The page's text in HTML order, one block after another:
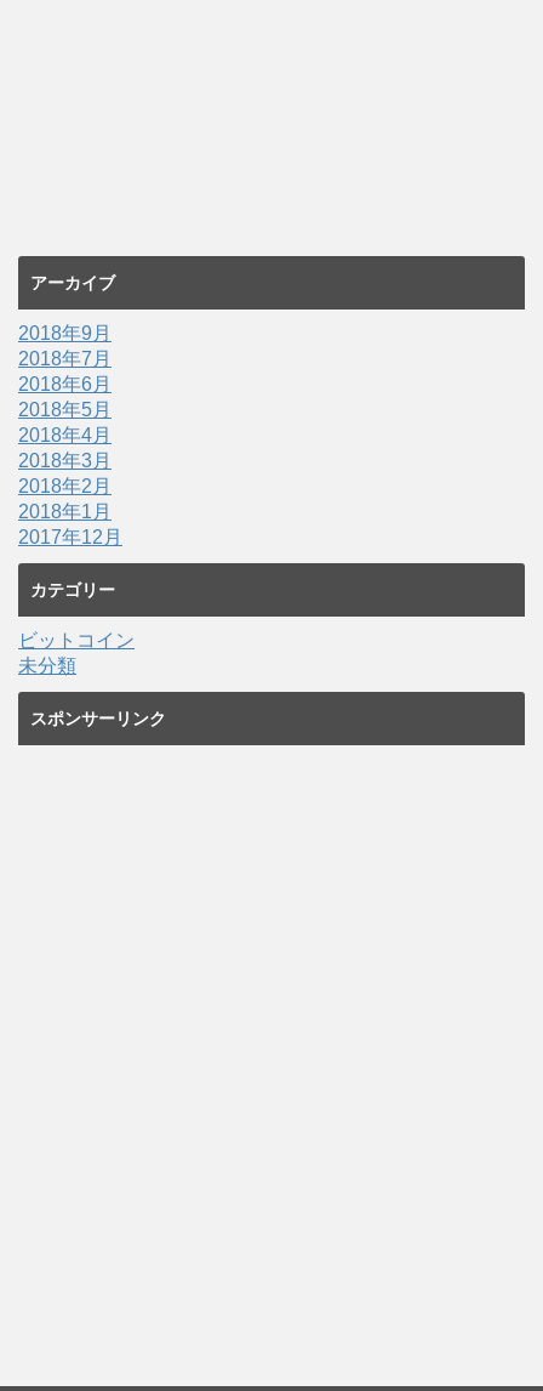
アーカイブ
2018年9月
2018年7月
2018年6月
2018年5月
2018年4月
2018年3月
2018年2月
2018年1月
2017年12月
カテゴリー
ビットコイン
未分類
スポンサーリンク